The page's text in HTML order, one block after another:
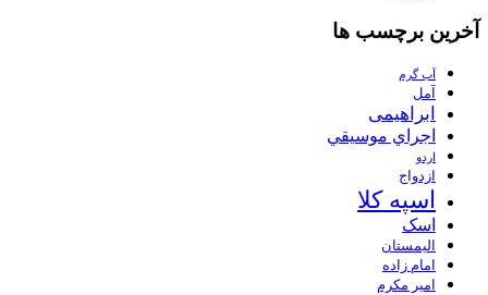
آخرین برچسب ها
آب گرم
آمل
ابراهیمی
اجراي موسيقي
اردو
ازدواج
اسپه کلا
اسک
الیمستان
امام زاده
امیر مکرم